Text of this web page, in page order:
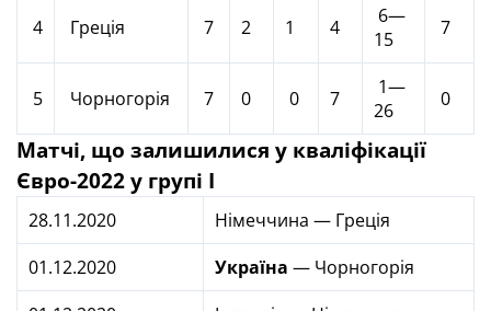
4 Греція 7 2 1 4
6—
15
7
5 Чорногорія 7 0 0 7
1—
26
0
Матчі, що залишилися у кваліфікації
Євро-2022 у групі I
28.11.2020
Німеччина — Греція
01.12.2020
Україна — Чорногорія